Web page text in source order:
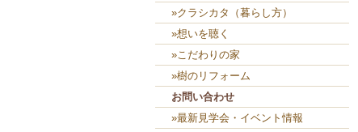
»クラシカタ（暮らし方）
»想いを聴く
»こだわりの家
»樹のリフォーム
お問い合わせ
»最新見学会・イベント情報